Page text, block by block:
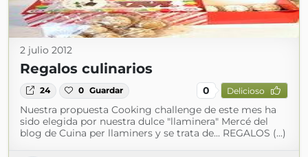
2 julio 2012
Regalos culinarios
24 0 Guardar 0 Delicioso
Nuestra propuesta Cooking challenge de este mes ha
sido elegida por nuestra dulce "llaminera" Mercé del
blog de Cuina per llaminers y se trata de... REGALOS (...)